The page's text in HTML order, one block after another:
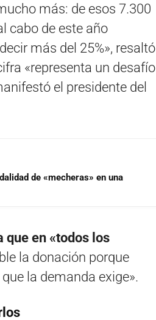
más: de esos 7.300
cabo de este año
más del 25%», resaltó
«representa un desafío
el presidente del
de «mecheras» en una
que en «todos los
la donación porque
la demanda exige».